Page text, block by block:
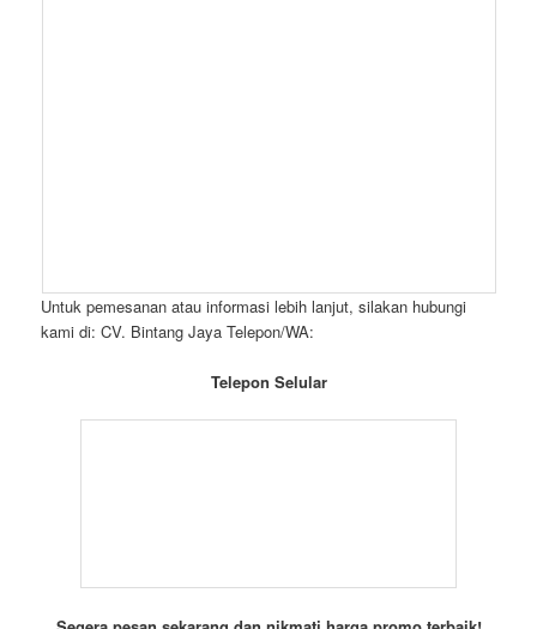
Untuk pemesanan atau informasi lebih lanjut, silakan hubungi
kami di: CV. Bintang Jaya Telepon/WA:
Telepon Selular